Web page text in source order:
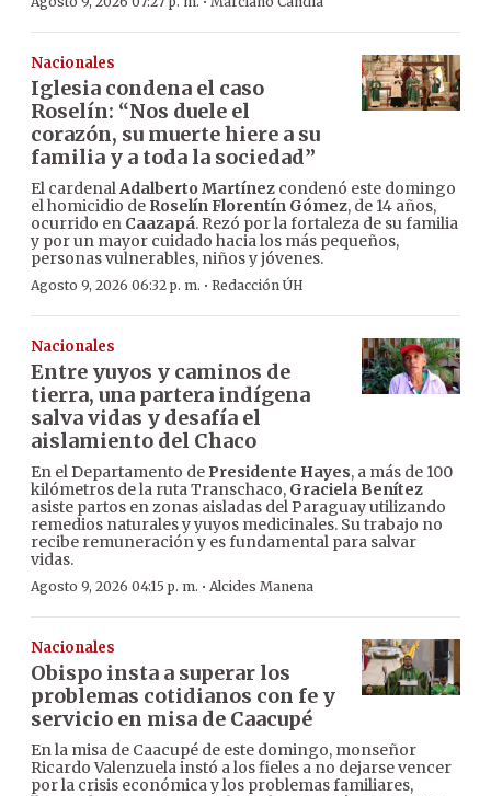
Nacionales
Iglesia condena el caso
Roselín: “Nos duele el
corazón, su muerte hiere a su
familia y a toda la sociedad”
El cardenalAdalberto Martínez condenó este domingo
el homicidio de Roselín Florentín Gómez, de 14 años,
ocurrido en Caazapá. Rezó por la fortaleza de su familia
y por un mayor cuidado hacia los más pequeños,
personas vulnerables, niños y jóvenes.
Agosto 9, 2026 06:32 p. m. · Redacción ÚH
Nacionales
Entre yuyos y caminos de
tierra, una partera indígena
salva vidas y desafía el
aislamiento del Chaco
En el Departamento de Presidente Hayes, a más de 100
kilómetros de la ruta Transchaco, Graciela Benítez
asiste partos en zonas aisladas del Paraguay utilizando
remedios naturales y yuyos medicinales. Su trabajo no
recibe remuneración y es fundamental para salvar
vidas.
Agosto 9, 2026 04:15 p. m. · Alcides Manena
Nacionales
Obispo insta a superar los
problemas cotidianos con fe y
servicio en misa de Caacupé
En la misa de Caacupé de este domingo, monseñor
Ricardo Valenzuela instó a los fieles a no dejarse vencer
por la crisis económica y los problemas familiares,